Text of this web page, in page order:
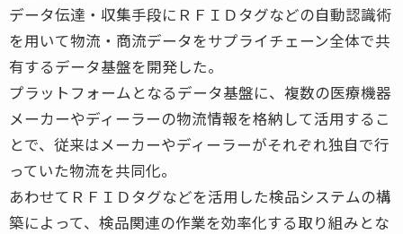
データ伝達・収集手段にＲＦＩＤタグなどの自動認識術
を用いて物流・商流データをサプライチェーン全体で共
有するデータ基盤を開発した。
プラットフォームとなるデータ基盤に、複数の医療機器
メーカーやディーラーの物流情報を格納して活用するこ
とで、従来はメーカーやディーラーがそれぞれ独自で行
っていた物流を共同化。
あわせてＲＦＩＤタグなどを活用した検品システムの構
築によって、検品関連の作業を効率化する取り組みとな